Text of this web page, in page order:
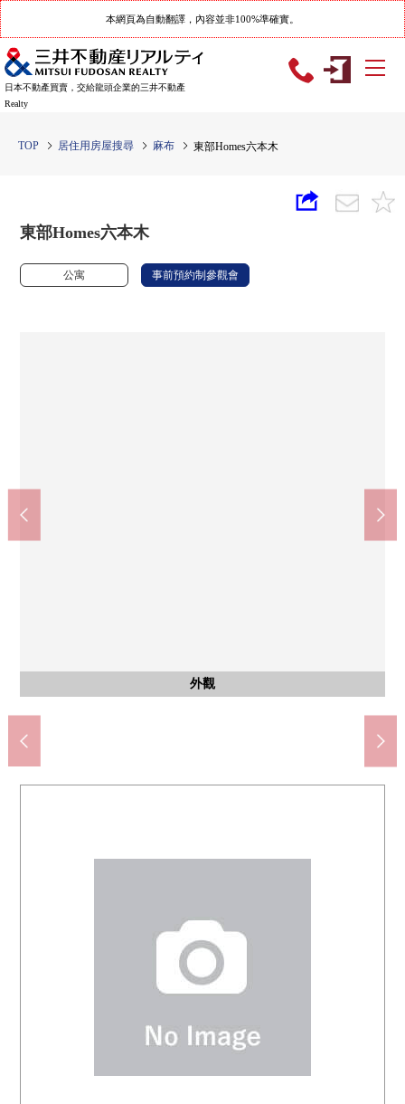
本網頁為自動翻譯，內容並非100%準確實。
日本不動產買賣，交給龍頭企業的三井不動產
Realty
TOP 居住用房屋搜尋 麻布 東部Homes六本木
東部Homes六本木
公寓 事前預約制參觀會
外觀
客廳
客廳
廚房
廚房
洗臉
洗臉
廁所
風景
Mybasket西麻布3丁目商店(約109m)
Mybasket西麻布商店(約523m)
按照7-Eleven西麻布3丁目六本木商店(約333m)
Tomod's六本木Hills店(約236m)
櫻坂公園(約105m)
港區立南山小學(約317m)
港區立六本木中學(約587m)
六本木站(東京地鐵線日比谷線)(約560m)
麻布十番站(東京地鐵南北線)(約800m)